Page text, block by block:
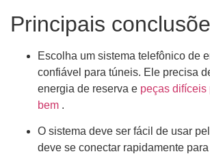
Principais
Escolha um sistema telefônico de
confiável para túneis. Ele precisa
energia de reserva e peças difíceis
bem .
O sistema deve ser fácil de usar
deve se conectar rapidamente